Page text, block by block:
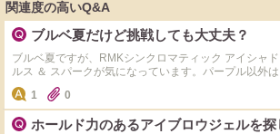
関連度の高いQ&A
ブルベ夏だけど挑戦しても大丈夫？
ブルベ夏ですが、RMKシンクロマティック アイシャ
ルス ＆ スパークが気になっています。パープル以外
タッチアップしてもらったら、似合わないことはあり
迷っています。 やっぱり肌がくすんで見えるかなー
夏用の似たようなアイシャドウばかりで何だか変化が
ーソナルカラーに囚われずに挑戦したら、やっぱり失
1 0
ホールド力のあるアイブロウジェルを探